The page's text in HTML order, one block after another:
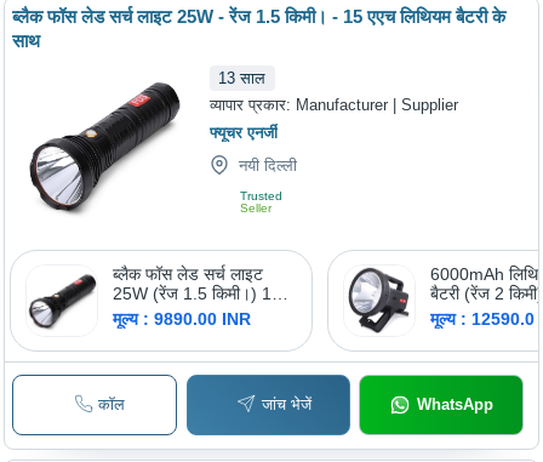
ब्लैक फॉस लेड सर्च लाइट 25W - रेंज 1.5 किमी। - 15 एएच लिथियम बैटरी के
साथ
13 साल
व्यापार प्रकार: Manufacturer | Supplier
फ्यूचर एनर्जी
नयी दिल्ली
Trusted
Seller
ब्लैक फॉस लेड सर्च लाइट
25W (रेंज 1.5 किमी।) 15
Ah लिथियम-आयन बैटरी के
साथ
मूल्य : 9890.00 INR
6000mAh
बैटरी (रेंज 2
एलईडी सर्च
स्वीकृत
मूल्य : 12590.0
कॉल जांच भेजें WhatsApp